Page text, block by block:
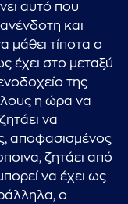
αυτό που
και
μάθει τίποτα ο
έχει στο μεταξύ
της
η ώρα να
να
αποφασισμένος
ζητάει από
να έχει ως
ο